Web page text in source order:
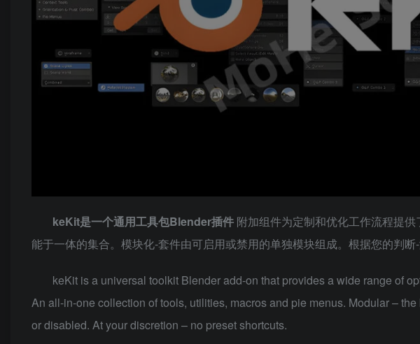
keKit是一个通用工具包Blender插件 附加组件为定制和优化工作流程提
能于一体的集合。模块化-套件由可启用或禁用的单独模块组成。根据您的判断-
keKit is a universal toolkit Blender add-on that provides a wide range of
An all-in-one collection of tools, utilities, macros and pie menus. Modular –
or disabled. At your discretion – no preset shortcuts.